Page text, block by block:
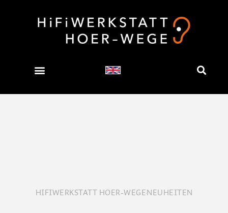
HIFIWERKSTATT HOER-WEGENEUHEITEN